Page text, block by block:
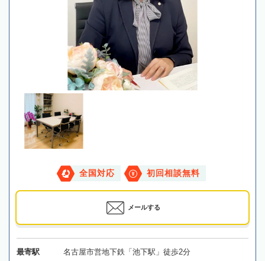
全国対応 初回相談無料
メールする
最寄駅 名古屋市営地下鉄「池下駅」徒歩2分